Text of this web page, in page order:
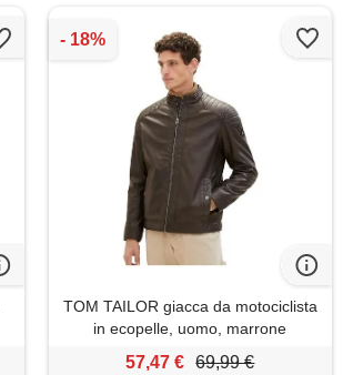
TOM TAILOR giacca da motociclista
in ecopelle, uomo, marrone
(espresso brown fake leather
57,47 € 69,99 €